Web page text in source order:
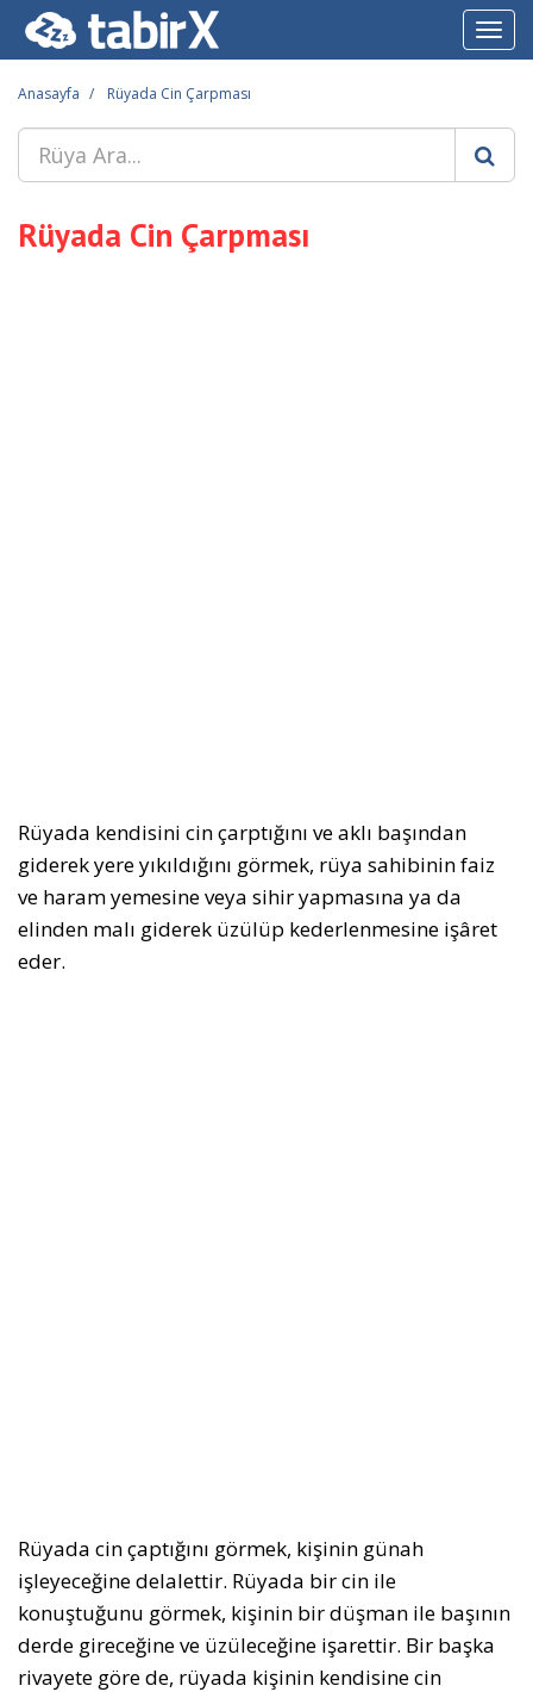
Anasayfa Rüyada Cin Çarpması
Rüyada Cin Çarpması
Rüyada kendisini cin çarptığını ve aklı başından
giderek yere yıkıldığını görmek, rüya sahibinin faiz
ve haram yemesine veya sihir yapmasına ya da
elinden malı giderek üzülüp kederlenmesine işâret
eder.
Rüyada cin çaptığını görmek, kişinin günah
işleyeceğine delalettir. Rüyada bir cin ile
konuştuğunu görmek, kişinin bir düşman ile başının
derde gireceğine ve üzüleceğine işarettir. Bir başka
rivayete göre de, rüyada kişinin kendisine cin